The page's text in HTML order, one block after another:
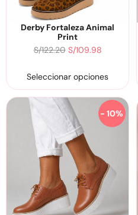
Derby Fortaleza Animal
Print
S/122.20 S/109.98
Seleccionar opciones
- 10%